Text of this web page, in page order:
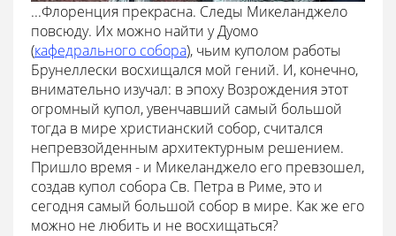
...Флоренция прекрасна. Следы Микеланджело
повсюду. Их можно найти у Дуомо
(кафедрального собора), чьим куполом работы
Брунеллески восхищался мой гений. И, конечно,
внимательно изучал: в эпоху Возрождения этот
огромный купол, увенчавший самый большой
тогда в мире христианский собор, считался
непревзойденным архитектурным решением.
Пришло время - и Микеланджело его превзошел,
создав купол собора Св. Петра в Риме, это и
сегодня самый большой собор в мире. Как же его
можно не любить и не восхищаться?